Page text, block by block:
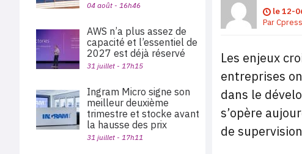
le12-
Par
Les enjeux
entreprises
dans le
s’opère
de
04 août - 16h46
AWS n’a plus assez de
capacité et l’essentiel de
2027 est déjà réservé
31 juillet - 17h15
Ingram Micro signe son
meilleur deuxième
trimestre et stocke avant
la hausse des prix
31 juillet - 17h11